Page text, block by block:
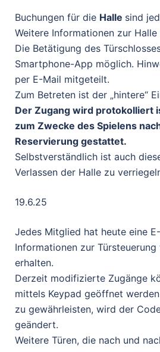
Buchungen für die Halle sind
Weitere Informationen zur
Die Betätigung des
Smartphone-App möglich.
per E-Mail mitgeteilt.
Zum Betreten ist der „hintere“
Der Zugang wird protokolliert
zum Zwecke des Spielens
Reservierung gestattet.
Selbstverständlich ist auch
Verlassen der Halle zu
19.6.25
Jedes Mitglied hat heute eine
Informationen zur
erhalten.
Derzeit modifizierte Zugänge
mittels Keypad geöffnet
zu gewährleisten, wird der
geändert.
Weitere Türen, die nach und